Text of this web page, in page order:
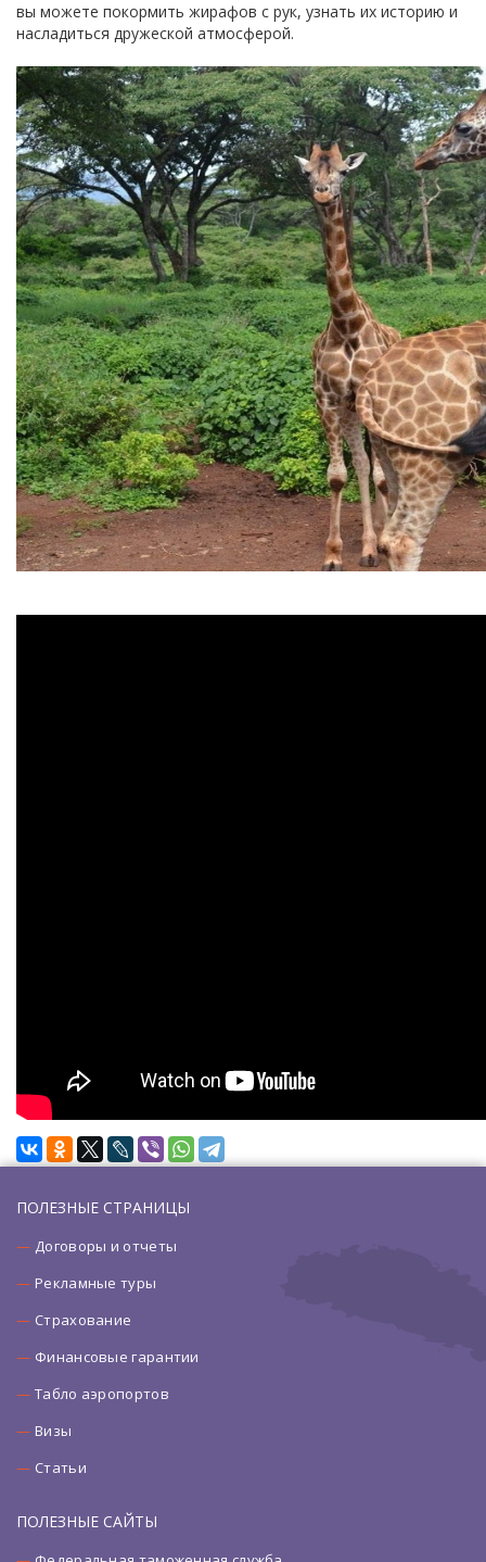
вы можете покормить жирафов с рук, узнать их историю и
насладиться дружеской атмосферой.
ПОЛЕЗНЫЕ СТРАНИЦЫ
Договоры и отчеты
Рекламные туры
Страхование
Финансовые гарантии
Табло аэропортов
Визы
Статьи
ПОЛЕЗНЫЕ САЙТЫ